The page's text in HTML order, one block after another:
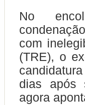
No
com
(TRE), o
dias após
agora